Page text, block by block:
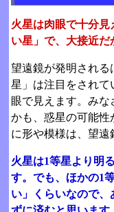
火星は肉眼で十分
い星」で、大接近だ
望遠鏡が発明される
星」は注目をされて
眼で見えます。み
かも、惑星の可能性
に形や模様は、望遠
火星は1等星より明
す。でも、ほかの1
い」くらいなので